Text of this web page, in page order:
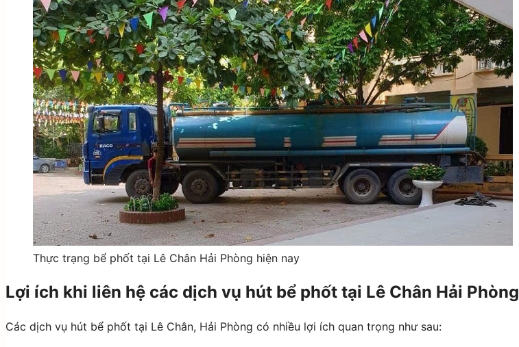
Thực trạng bể phốt tại Lê Chân Hải Phòng hiện nay
Lợi ích khi liên hệ các dịch vụ hút bể phốt tại Lê Chân Hải Phòng
Các dịch vụ hút bể phốt tại Lê Chân, Hải Phòng có nhiều lợi ích quan trọng như sau: